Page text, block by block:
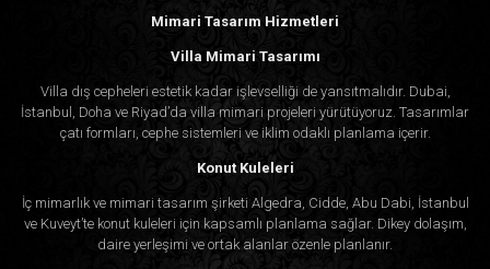
Mimari Tasarım Hizmetleri
Villa Mimari Tasarımı
Villa dış cepheleri estetik kadar işlevselliği de yansıtmalıdır. Dubai,
İstanbul, Doha ve Riyad’da villa mimari projeleri yürütüyoruz. Tasarımlar
çatı formları, cephe sistemleri ve iklim odaklı planlama içerir.
Konut Kuleleri
İç mimarlık ve mimari tasarım şirketi Algedra, Cidde, Abu Dabi, İstanbul
ve Kuveyt’te konut kuleleri için kapsamlı planlama sağlar. Dikey dolaşım,
daire yerleşimi ve ortak alanlar özenle planlanır.